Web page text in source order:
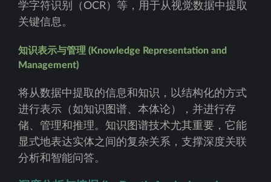
学字符识别（OCR）等，用于从视觉数据中提取
关键信息。
知识表示与管理 (Knowledge Representation and
Management)
将从数据中提取的信息和知识，以结构化的方式
进行表示（如知识图谱、本体论），并进行存
储、管理和推理。知识图谱技术尤其重要，它能
显式地表达实体之间的复杂关系，支撑深度关联
分析和智能问答。